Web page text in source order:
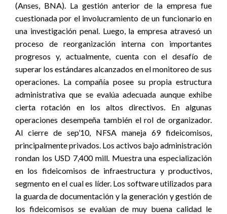
(Anses, BNA). La gestión anterior de la empresa fue
cuestionada por el involucramiento de un funcionario en
una investigación penal. Luego, la empresa atravesó un
proceso de reorganización interna con importantes
progresos y, actualmente, cuenta con el desafío de
superar los estándares alcanzados en el monitoreo de sus
operaciones. La compañía posee su propia estructura
administrativa que se evalúa adecuada aunque exhibe
cierta rotación en los altos directivos. En algunas
operaciones desempeña también el rol de organizador.
Al cierre de sep’10, NFSA maneja 69 fideicomisos,
principalmente privados. Los activos bajo administración
rondan los USD 7,400 mill. Muestra una especialización
en los fideicomisos de infraestructura y productivos,
segmento en el cual es líder. Los software utilizados para
la guarda de documentación y la generación y gestión de
los fideicomisos se evalúan de muy buena calidad le